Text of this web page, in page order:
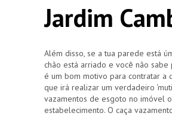
Jardim
Além disso, se a tua parede está
chão está arriado e você não sabe
é um bom motivo para contratar a
que irá realizar um verdadeiro
vazamentos de esgoto no imóvel
estabelecimento. O caça